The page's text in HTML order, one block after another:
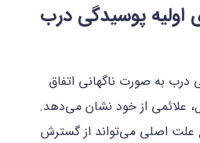
اولیه پوسیدگی درب
درب به صورت ناگهانی اتفاق
علائمی از خود نشان می‌دهد.
علت اصلی می‌تواند از گسترش